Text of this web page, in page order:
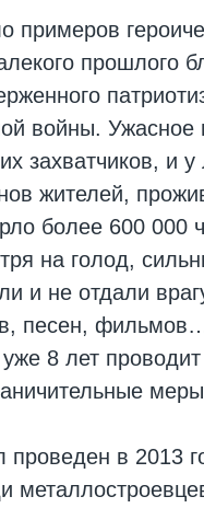
примеров
прошлого
войны.
захватчиков, и
жителей,
более 600 000
на голод,
и не отдали
песен,
8 лет
проведен в